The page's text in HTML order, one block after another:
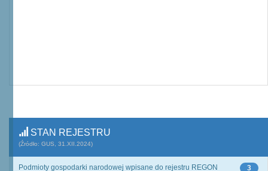
STAN REJESTRU
(Źródło: GUS, 31.XII.2024)
3
Podmioty gospodarki narodowej wpisane do rejestru REGON